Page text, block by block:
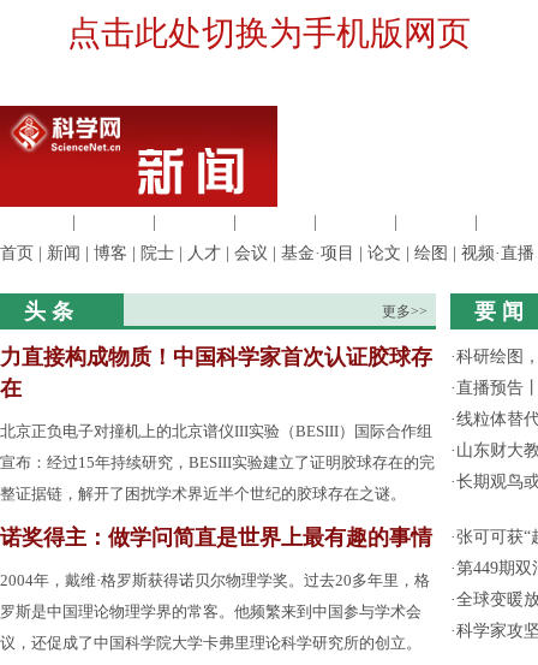
点击此处切换为手机版网页
首页
新闻 博客 院士 人才 会议 基金·项目 论文 绘图 视频·直播
头 条 更多>>
力直接构成物质！中国科学家首次认证胶球存
在
北京正负电子对撞机上的北京谱仪III实验（BESIII）国际合作组
宣布：经过15年持续研究，BESIII实验建立了证明胶球存在的完
整证据链，解开了困扰学术界近半个世纪的胶球存在之谜。
诺奖得主：做学问简直是世界上最有趣的事情
2004年，戴维·格罗斯获得诺贝尔物理学奖。过去20多年里，格
罗斯是中国理论物理学界的常客。他频繁来到中国参与学术会
议，还促成了中国科学院大学卡弗里理论科学研究所的创立。
要 闻
·科研绘图
·直播预告
·线粒体替
· 山东财大
·长期观鸟
·张可可获“
·第449期双
·全球变暖
·科学家攻